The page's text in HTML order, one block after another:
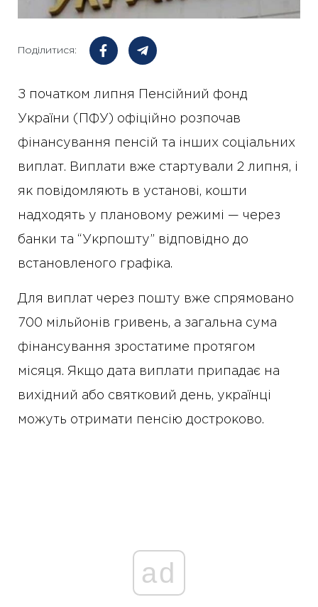
Поділитися:
З початком липня Пенсійний фонд
України (ПФУ) офіційно розпочав
фінансування пенсій та інших соціальних
виплат. Виплати вже стартували 2 липня, і
як повідомляють в установі, кошти
надходять у плановому режимі — через
банки та “Укрпошту” відповідно до
встановленого графіка.
Для виплат через пошту вже спрямовано
700 мільйонів гривень, а загальна сума
фінансування зростатиме протягом
місяця. Якщо дата виплати припадає на
вихідний або святковий день, українці
можуть отримати пенсію достроково.
ad